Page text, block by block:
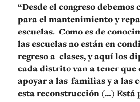
“Desde el congreso debemos
para el mantenimiento y
escuelas. Como es de
las escuelas no están en
regreso a clases, y aquí los
cada distrito van a tener que
apoyar a las familias y a las
esta reconstrucción (…) Está